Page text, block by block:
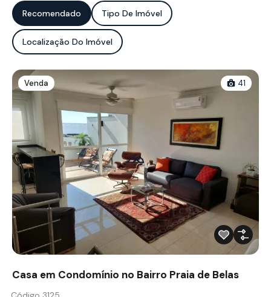
Recomendado Tipo De Imóvel
Localização Do Imóvel
Venda 41
Casa em Condomínio no Bairro Praia de Belas